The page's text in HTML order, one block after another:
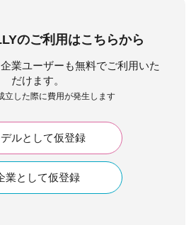
のご利用はこちらから
業ユーザーも無料でご利用いた
だけます。
立した際に費用が発生します
ルとして仮登録
業として仮登録